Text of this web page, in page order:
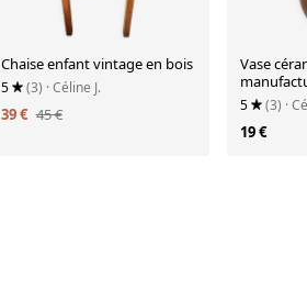
Chaise enfant vintage en bois
5 (3) · Céline J.
39 € 45 €
Vase
vallauris.
5 (3) ·
19 €